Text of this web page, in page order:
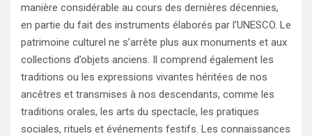
manière considérable au cours des dernières décennies,
en partie du fait des instruments élaborés par l’UNESCO. Le
patrimoine culturel ne s’arrête plus aux monuments et aux
collections d’objets anciens. Il comprend également les
traditions ou les expressions vivantes héritées de nos
ancêtres et transmises à nos descendants, comme les
traditions orales, les arts du spectacle, les pratiques
sociales, rituels et événements festifs. Les connaissances